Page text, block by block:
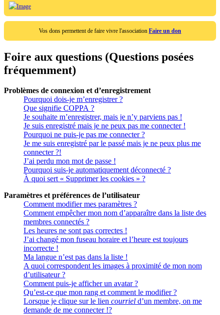
Vos dons permettent de faire vivre l'association Faire un don
Foire aux questions (Questions posées
fréquemment)
Problèmes de connexion et d’enregistrement
Pourquoi dois-je m’enregistrer ?
Que signifie COPPA ?
Je souhaite m’enregistrer, mais je n’y parviens pas !
Je suis enregistré mais je ne peux pas me connecter !
Pourquoi ne puis-je pas me connecter ?
Je me suis enregistré par le passé mais je ne peux plus me
connecter ?!
J’ai perdu mon mot de passe !
Pourquoi suis-je automatiquement déconnecté ?
À quoi sert « Supprimer les cookies » ?
Paramètres et préférences de l’utilisateur
Comment modifier mes paramètres ?
Comment empêcher mon nom d’apparaître dans la liste des
membres connectés ?
Les heures ne sont pas correctes !
J’ai changé mon fuseau horaire et l’heure est toujours
incorrecte !
Ma langue n’est pas dans la liste !
A quoi correspondent les images à proximité de mon nom
d’utilisateur ?
Comment puis-je afficher un avatar ?
Qu’est-ce que mon rang et comment le modifier ?
Lorsque je clique sur le lien courriel d’un membre, on me
demande de me connecter !?